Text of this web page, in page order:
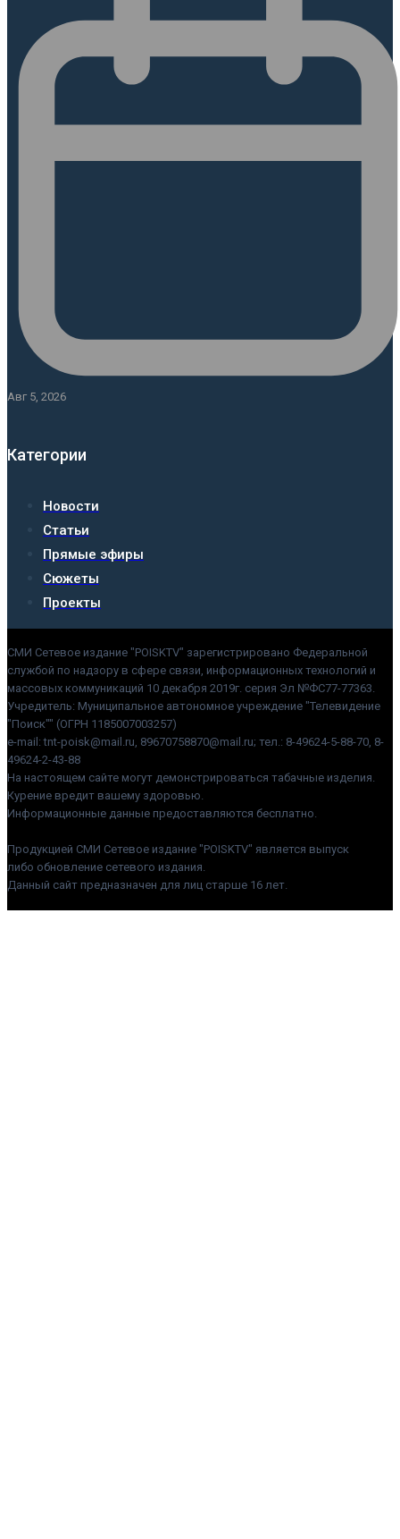
Авг 5, 2026
Категории
Новости
Статьи
Прямые эфиры
Сюжеты
Проекты
СМИ Сетевое издание "POISKTV" зарегистрировано Федеральной
службой по надзору в сфере связи, информационных технологий и
массовых коммуникаций 10 декабря 2019г. серия Эл №ФС77-77363.
Учредитель: Муниципальное автономное учреждение "Телевидение
"Поиск"" (ОГРН 1185007003257)
e-mail: tnt-poisk@mail.ru, 89670758870@mail.ru; тел.: 8-49624-5-88-70, 8-
49624-2-43-88
На настоящем сайте могут демонстрироваться табачные изделия.
Курение вредит вашему здоровью.
Информационные данные предоставляются бесплатно.
Продукцией СМИ Сетевое издание "POISKTV" является выпуск
либо обновление сетевого издания.
Данный сайт предназначен для лиц старше 16 лет.